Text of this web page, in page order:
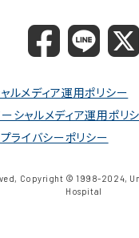
ルメディア運用ポリシー
シャルメディア運用ポリ
ライバシーポリシー
Copyright © 1998-2024,
Hospital